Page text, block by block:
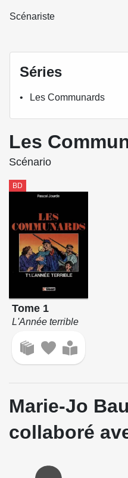
Scénariste
Séries
Les Communards
Les
Scénario
BD
Tome 1
L'Année terrible
Marie-Jo
collaboré